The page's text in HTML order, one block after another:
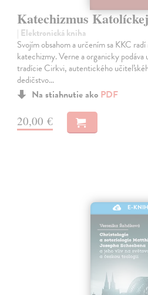
Katechizmus
| Elektronická kniha
Svojím obsahom a určením sa KKC
katechizmy. Verne a organicky podáva
tradície Cirkvi, autentického
dedičstvo…
Na stiahnutie ako PDF
20,00 €
E-